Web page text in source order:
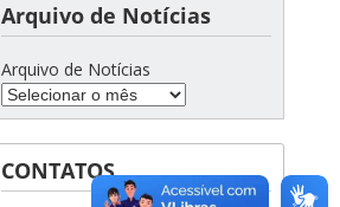
Arquivo de Notícias
Arquivo de Notícias
CONTATOS